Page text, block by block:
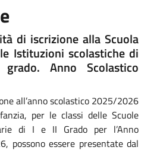
di iscrizione alla Scuola
Istituzioni scolastiche di
Anno Scolastico
all’anno scolastico 2025/2026
per le classi delle Scuole
di I e II Grado per l’Anno
possono essere presentate dal